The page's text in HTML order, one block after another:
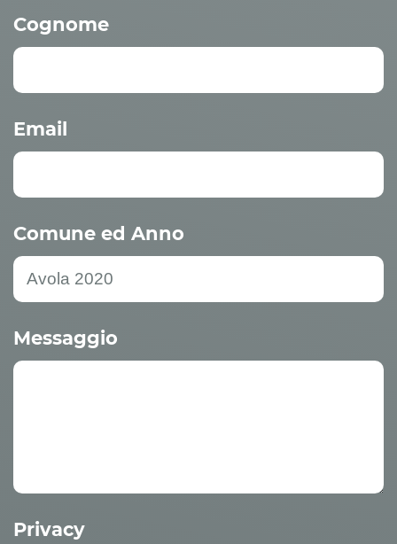
Cognome
Email
Comune ed Anno
Messaggio
Privacy